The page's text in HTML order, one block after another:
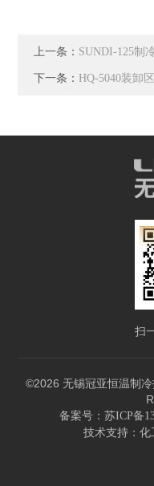
上一条： SUNDI-125制
下一条： HQ-5040装卸
扫
©2026 无锡冠亚恒温制
备案号：苏ICP备
技术支持： 化